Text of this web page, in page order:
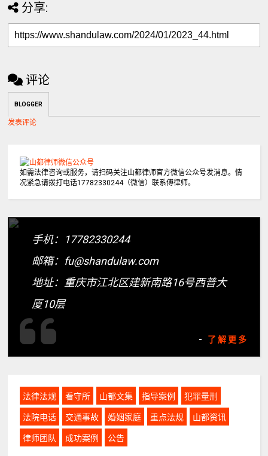
分享:
评论
BLOGGER
发表评论
如需法律咨询或服务，请扫码关注山都律师官方微信公众号发消息。情
况紧急请拨打电话17782330244（微信）联系傅律师。
手机：17782330244
邮箱：fu@shandulaw.com
地址：重庆市江北区建新南路16号西普大
厦10层
- 了解更多
法律法规 看守所 山都文集 指导案例 犯罪量刑
法院电话 交通事故 婚姻家庭 重点法规 山都资讯
律师团队 成功案例 公告